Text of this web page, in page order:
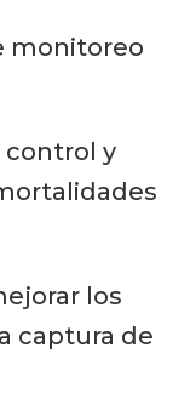
monitoreo
control y
los
captura de